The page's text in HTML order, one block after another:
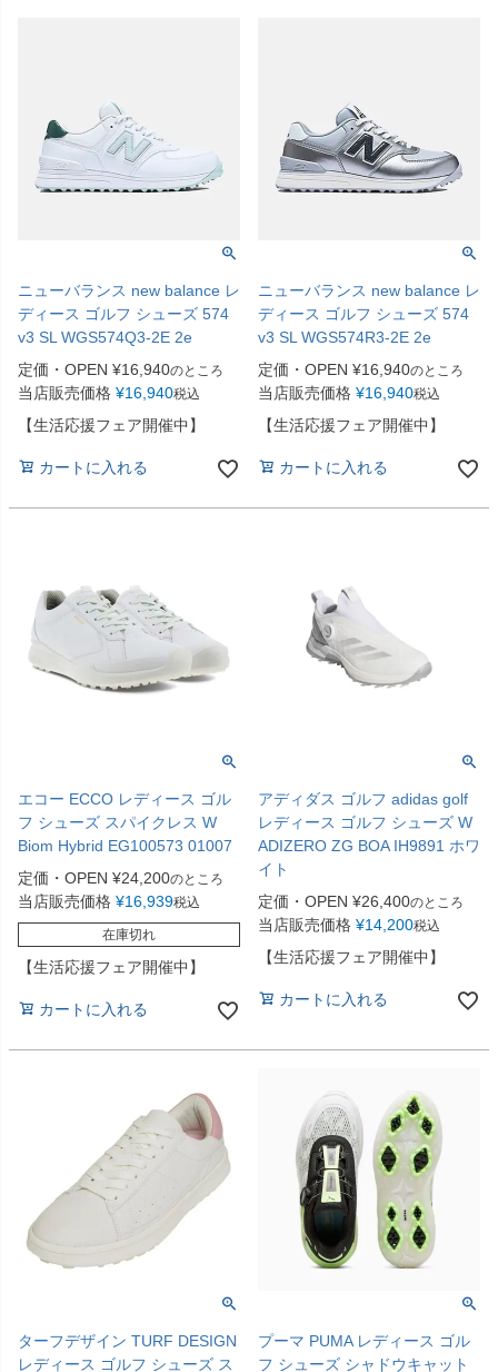
ニューバランス new balance レ
ディース ゴルフ シューズ 574
v3 SL WGS574Q3-2E 2e
定価・OPEN ¥16,940のところ
当店販売価格 ¥16,940税込
【生活応援フェア開催中】
カートに入れる
ニューバランス new balance レ
ディース ゴルフ シューズ 574
v3 SL WGS574R3-2E 2e
定価・OPEN ¥16,940のところ
当店販売価格 ¥16,940税込
【生活応援フェア開催中】
カートに入れる
エコー ECCO レディース ゴル
フ シューズ スパイクレス W
Biom Hybrid EG100573 01007
定価・OPEN ¥24,200のところ
当店販売価格 ¥16,939税込
在庫切れ
【生活応援フェア開催中】
カートに入れる
アディダス ゴルフ adidas golf
レディース ゴルフ シューズ W
ADIZERO ZG BOA IH9891 ホワ
イト
定価・OPEN ¥26,400のところ
当店販売価格 ¥14,200税込
【生活応援フェア開催中】
カートに入れる
ターフデザイン TURF DESIGN
レディース ゴルフ シューズ ス
プーマ PUMA レディース ゴル
フ シューズ シャドウキャット